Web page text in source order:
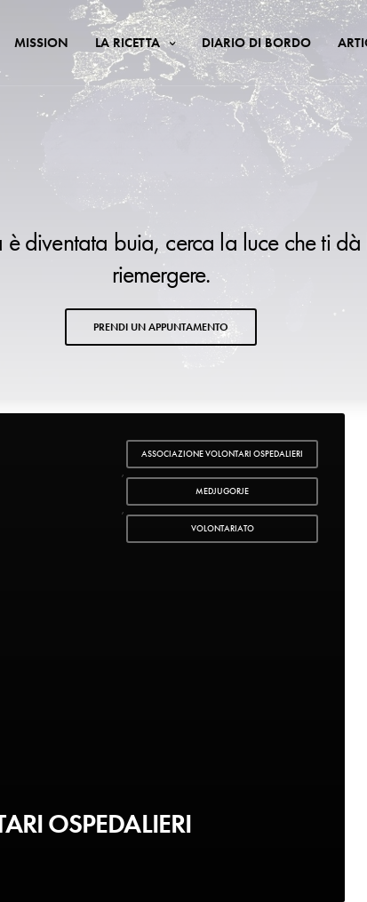
MISSION LA RICETTA DIARIO DI BORDO
è diventata buia, cerca la luce che ti
riemergere.
PRENDI UN APPUNTAMENTO
ASSOCIAZIONE VOLONTARI OSPEDALIERI
,
MEDJUGORJE
,
VOLONTARIATO
OSPEDALIERI